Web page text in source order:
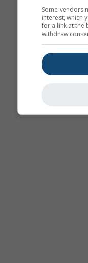
Some vendors
interest, which
for a link at the
withdraw